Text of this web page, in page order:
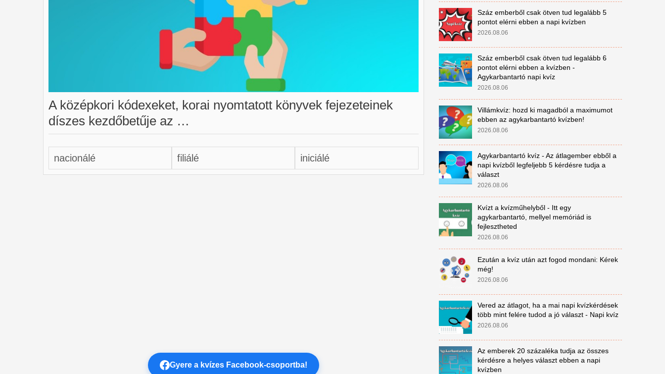
A középkori kódexeket, korai nyomtatott könyvek fejezeteinek
díszes kezdőbetűje az …
nacionálé filiálé iniciálé
Gyere a kvízes Facebook-csoportba!
Száz emberből csak ötven tud legalább 5
pontot elérni ebben a napi kvízben
2026.08.06
Száz emberből csak ötven tud legalább 6
pontot elérni ebben a kvízben -
Agykarbantartó napi kvíz
2026.08.06
Villámkvíz: hozd ki magadból a maximumot
ebben az agykarbantartó kvízben!
2026.08.06
Agykarbantartó kvíz - Az átlagember ebből a
napi kvízből legfeljebb 5 kérdésre tudja a
választ
2026.08.06
Kvízt a kvízműhelyből - Itt egy
agykarbantartó, mellyel memóriád is
fejlesztheted
2026.08.06
Ezután a kvíz után azt fogod mondani: Kérek
még!
2026.08.06
Vered az átlagot, ha a mai napi kvízkérdések
több mint felére tudod a jó választ - Napi kvíz
2026.08.06
Az emberek 20 százaléka tudja az összes
kérdésre a helyes választ ebben a napi
kvízben